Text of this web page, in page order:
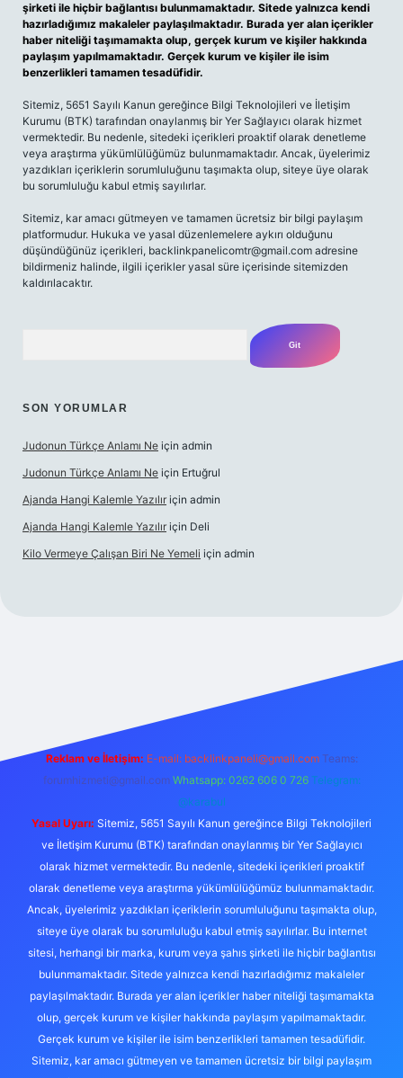
şirketi ile hiçbir bağlantısı bulunmamaktadır. Sitede yalnızca kendi
hazırladığımız makaleler paylaşılmaktadır. Burada yer alan içerikler
haber niteliği taşımamakta olup, gerçek kurum ve kişiler hakkında
paylaşım yapılmamaktadır. Gerçek kurum ve kişiler ile isim
benzerlikleri tamamen tesadüfidir.
Sitemiz, 5651 Sayılı Kanun gereğince Bilgi Teknolojileri ve İletişim
Kurumu (BTK) tarafından onaylanmış bir Yer Sağlayıcı olarak hizmet
vermektedir. Bu nedenle, sitedeki içerikleri proaktif olarak denetleme
veya araştırma yükümlülüğümüz bulunmamaktadır. Ancak, üyelerimiz
yazdıkları içeriklerin sorumluluğunu taşımakta olup, siteye üye olarak
bu sorumluluğu kabul etmiş sayılırlar.
Sitemiz, kar amacı gütmeyen ve tamamen ücretsiz bir bilgi paylaşım
platformudur. Hukuka ve yasal düzenlemelere aykırı olduğunu
düşündüğünüz içerikleri, backlinkpanelicomtr@gmail.com adresine
bildirmeniz halinde, ilgili içerikler yasal süre içerisinde sitemizden
kaldırılacaktır.
SON YORUMLAR
Judonun Türkçe Anlamı Ne için admin
Judonun Türkçe Anlamı Ne için Ertuğrul
Ajanda Hangi Kalemle Yazılır için admin
Ajanda Hangi Kalemle Yazılır için Deli
Kilo Vermeye Çalışan Biri Ne Yemeli için admin
Reklam ve İletişim: E-mail: backlinkpaneli@gmail.com Teams:
forumhizmeti@gmail.com Whatsapp: 0262 606 0 726 Telegram:
@karabul
Yasal Uyarı: Sitemiz, 5651 Sayılı Kanun gereğince Bilgi Teknolojileri
ve İletişim Kurumu (BTK) tarafından onaylanmış bir Yer Sağlayıcı
olarak hizmet vermektedir. Bu nedenle, sitedeki içerikleri proaktif
olarak denetleme veya araştırma yükümlülüğümüz bulunmamaktadır.
Ancak, üyelerimiz yazdıkları içeriklerin sorumluluğunu taşımakta olup,
siteye üye olarak bu sorumluluğu kabul etmiş sayılırlar. Bu internet
sitesi, herhangi bir marka, kurum veya şahıs şirketi ile hiçbir bağlantısı
bulunmamaktadır. Sitede yalnızca kendi hazırladığımız makaleler
paylaşılmaktadır. Burada yer alan içerikler haber niteliği taşımamakta
olup, gerçek kurum ve kişiler hakkında paylaşım yapılmamaktadır.
Gerçek kurum ve kişiler ile isim benzerlikleri tamamen tesadüfidir.
Sitemiz, kar amacı gütmeyen ve tamamen ücretsiz bir bilgi paylaşım